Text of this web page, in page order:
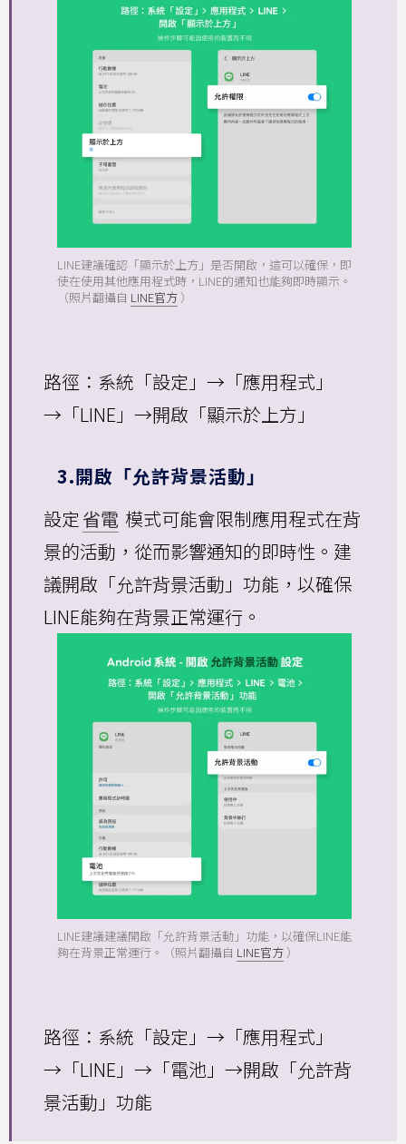
LINE建議確認「顯示於上方」是否開啟，這可以確保，即
使在使用其他應用程式時，LINE的通知也能夠即時顯示。
（照片翻攝自 LINE官方 ）
路徑：系統「設定」→「應用程式」
→「LINE」→開啟「顯示於上方」
3.開啟「允許背景活動」
設定 省電 模式可能會限制應用程式在背
景的活動，從而影響通知的即時性。建
議開啟「允許背景活動」功能，以確保
LINE能夠在背景正常運行。
LINE建議建議開啟「允許背景活動」功能，以確保LINE能
夠在背景正常運行。（照片翻攝自 LINE官方 ）
路徑：系統「設定」→「應用程式」
→「LINE」→「電池」→開啟「允許背
景活動」功能